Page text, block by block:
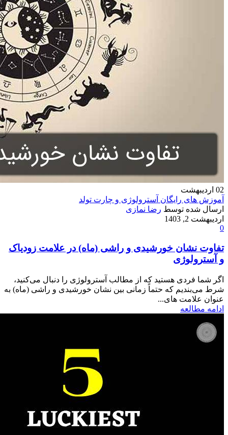
02 اردیبهشت
آموزش های رایگان آسترولوژی و چارت تولد
ارسال شده توسط رضا نمازی
اردیبهشت 2, 1403
0
تفاوت نشان خورشیدی و راشی (ماه) در علامت زودیاک
و آسترولوژی
اگر شما فردی هستید که از مطالب آسترولوژی را دنبال می‌کنید،
شرط می‌بندیم که حتماً زمانی بین نشان خورشیدی و راشی (ماه) به
عنوان علامت های...
ادامه مطالعه